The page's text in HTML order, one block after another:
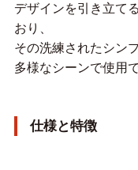
デザインを引き立て
おり、
その洗練されたシン
多様なシーンで使用
仕様と特徴